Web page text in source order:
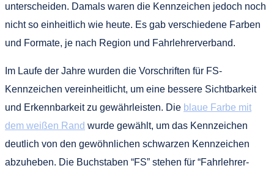
unterscheiden. Damals waren die Kennzeichen jedoch noch
nicht so einheitlich wie heute. Es gab verschiedene Farben
und Formate, je nach Region und Fahrlehrerverband.
Im Laufe der Jahre wurden die Vorschriften für FS-
Kennzeichen vereinheitlicht, um eine bessere Sichtbarkeit
und Erkennbarkeit zu gewährleisten. Die blaue Farbe mit
dem weißen Rand wurde gewählt, um das Kennzeichen
deutlich von den gewöhnlichen schwarzen Kennzeichen
abzuheben. Die Buchstaben “FS” stehen für “Fahrlehrer-